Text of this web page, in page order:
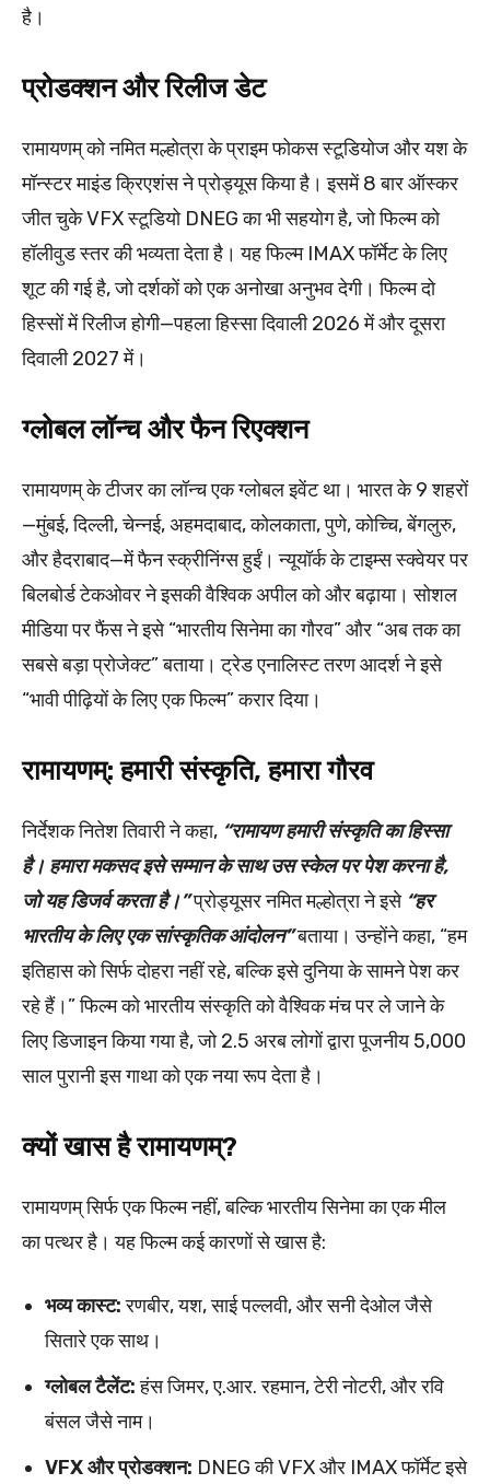
है।
प्रोडक्शन और रिलीज डेट
रामायणम् को नमित मल्होत्रा के प्राइम फोकस स्टूडियोज और यश के
मॉन्स्टर माइंड क्रिएशंस ने प्रोड्यूस किया है। इसमें 8 बार ऑस्कर
जीत चुके VFX स्टूडियो DNEG का भी सहयोग है, जो फिल्म को
हॉलीवुड स्तर की भव्यता देता है। यह फिल्म IMAX फॉर्मेट के लिए
शूट की गई है, जो दर्शकों को एक अनोखा अनुभव देगी। फिल्म दो
हिस्सों में रिलीज होगी—पहला हिस्सा दिवाली 2026 में और दूसरा
दिवाली 2027 में।
ग्लोबल लॉन्च और फैन रिएक्शन
रामायणम् के टीजर का लॉन्च एक ग्लोबल इवेंट था। भारत के 9 शहरों
—मुंबई, दिल्ली, चेन्नई, अहमदाबाद, कोलकाता, पुणे, कोच्चि, बेंगलुरु,
और हैदराबाद—में फैन स्क्रीनिंग्स हुईं। न्यूयॉर्क के टाइम्स स्क्वेयर पर
बिलबोर्ड टेकओवर ने इसकी वैश्विक अपील को और बढ़ाया। सोशल
मीडिया पर फैंस ने इसे “भारतीय सिनेमा का गौरव” और “अब तक का
सबसे बड़ा प्रोजेक्ट” बताया। ट्रेड एनालिस्ट तरण आदर्श ने इसे
“भावी पीढ़ियों के लिए एक फिल्म” करार दिया।
रामायणम्: हमारी संस्कृति, हमारा गौरव
निर्देशक नितेश तिवारी ने कहा, “रामायण हमारी संस्कृति का हिस्सा
है। हमारा मकसद इसे सम्मान के साथ उस स्केल पर पेश करना है,
जो यह डिजर्व करता है।”प्रोड्यूसर नमित मल्होत्रा ने इसे “हर
भारतीय के लिए एक सांस्कृतिक आंदोलन”बताया। उन्होंने कहा, “हम
इतिहास को सिर्फ दोहरा नहीं रहे, बल्कि इसे दुनिया के सामने पेश कर
रहे हैं।” फिल्म को भारतीय संस्कृति को वैश्विक मंच पर ले जाने के
लिए डिजाइन किया गया है, जो 2.5 अरब लोगों द्वारा पूजनीय 5,000
साल पुरानी इस गाथा को एक नया रूप देता है।
क्यों खास है रामायणम्?
रामायणम् सिर्फ एक फिल्म नहीं, बल्कि भारतीय सिनेमा का एक मील
का पत्थर है। यह फिल्म कई कारणों से खास है:
भव्य कास्ट:रणबीर, यश, साई पल्लवी, और सनी देओल जैसे
सितारे एक साथ।
ग्लोबल टैलेंट:हंस जिमर, ए.आर. रहमान, टेरी नोटरी, और रवि
बंसल जैसे नाम।
VFX और प्रोडक्शन: DNEG की VFX और IMAX फॉर्मेट इसे